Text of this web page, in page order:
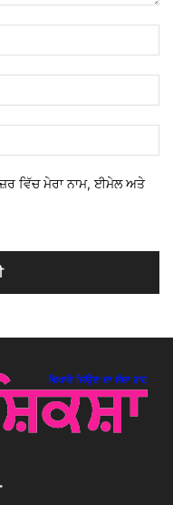
ਵਿੱਚ ਮੇਰਾ ਨਾਮ, ਈਮੇਲ ਅਤੇ